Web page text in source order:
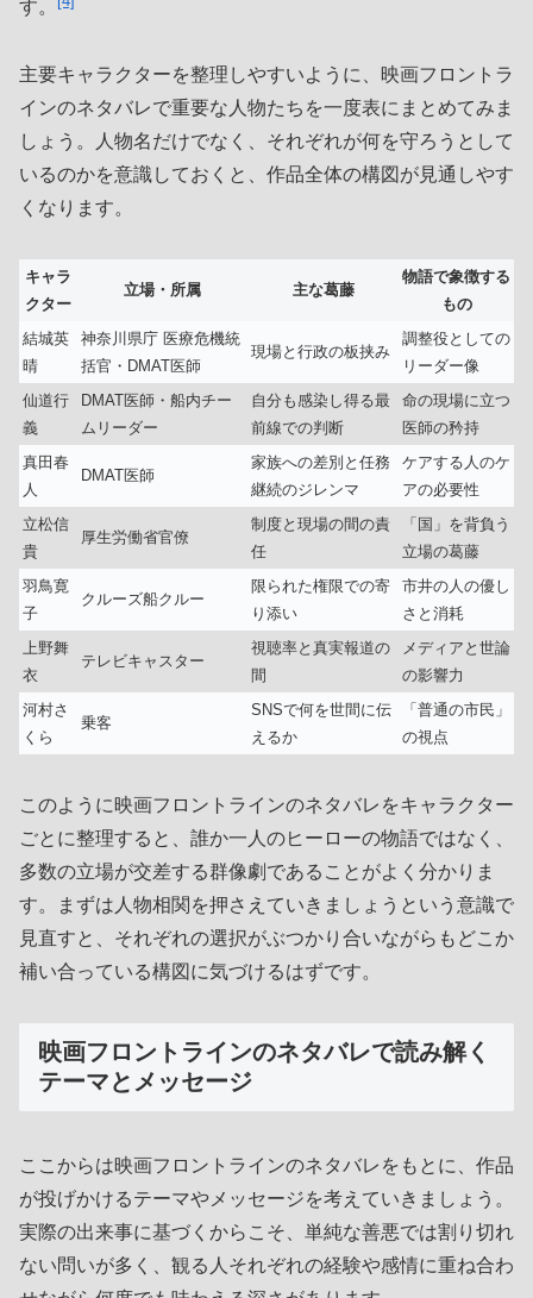
す。
主要キャラクターを整理しやすいように、映画フロントラ
インのネタバレで重要な人物たちを一度表にまとめてみま
しょう。人物名だけでなく、それぞれが何を守ろうとして
いるのかを意識しておくと、作品全体の構図が見通しやす
くなります。
キャラ
クター
立場・所属 主な葛藤
物語で象徴する
もの
結城英
晴
神奈川県庁 医療危機統
括官・DMAT医師
現場と行政の板挟み
調整役としての
リーダー像
仙道行
義
DMAT医師・船内チー
ムリーダー
自分も感染し得る最
前線での判断
命の現場に立つ
医師の矜持
真田春
人
DMAT医師
家族への差別と任務
継続のジレンマ
ケアする人のケ
アの必要性
立松信
貴
厚生労働省官僚
制度と現場の間の責
任
「国」を背負う
立場の葛藤
羽鳥寛
子
クルーズ船クルー
限られた権限での寄
り添い
市井の人の優し
さと消耗
上野舞
衣
テレビキャスター
視聴率と真実報道の
間
メディアと世論
の影響力
河村さ
くら
乗客
SNSで何を世間に伝
えるか
「普通の市民」
の視点
このように映画フロントラインのネタバレをキャラクター
ごとに整理すると、誰か一人のヒーローの物語ではなく、
多数の立場が交差する群像劇であることがよく分かりま
す。まずは人物相関を押さえていきましょうという意識で
見直すと、それぞれの選択がぶつかり合いながらもどこか
補い合っている構図に気づけるはずです。
映画フロントラインのネタバレで読み解く
テーマとメッセージ
ここからは映画フロントラインのネタバレをもとに、作品
が投げかけるテーマやメッセージを考えていきましょう。
実際の出来事に基づくからこそ、単純な善悪では割り切れ
ない問いが多く、観る人それぞれの経験や感情に重ね合わ